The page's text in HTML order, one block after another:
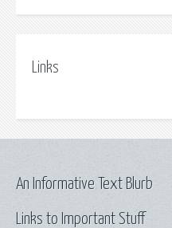
Links
Links to Important Stuff
An Informative Text Blurb